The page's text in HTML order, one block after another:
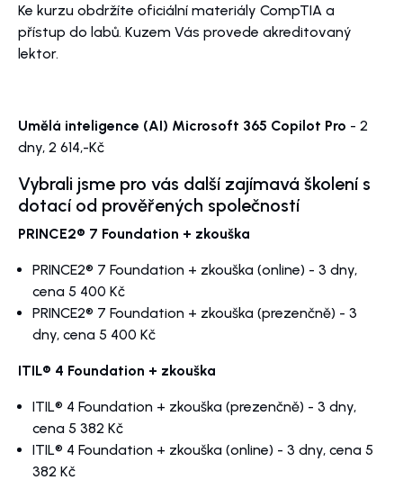
Ke kurzu obdržíte oficiální materiály CompTIA a
přístup do labů. Kuzem Vás provede akreditovaný
lektor.
Umělá inteligence (AI) Microsoft 365 Copilot Pro - 2
dny, 2 614,-Kč
Vybrali jsme pro vás další zajímavá školení s
dotací od prověřených společností
PRINCE2® 7 Foundation + zkouška
PRINCE2® 7 Foundation + zkouška (online) - 3 dny,
cena 5 400 Kč
PRINCE2® 7 Foundation + zkouška (prezenčně) - 3
dny, cena 5 400 Kč
ITIL® 4 Foundation + zkouška
ITIL® 4 Foundation + zkouška (prezenčně) - 3 dny,
cena 5 382 Kč
ITIL® 4 Foundation + zkouška (online) - 3 dny, cena 5
382 Kč